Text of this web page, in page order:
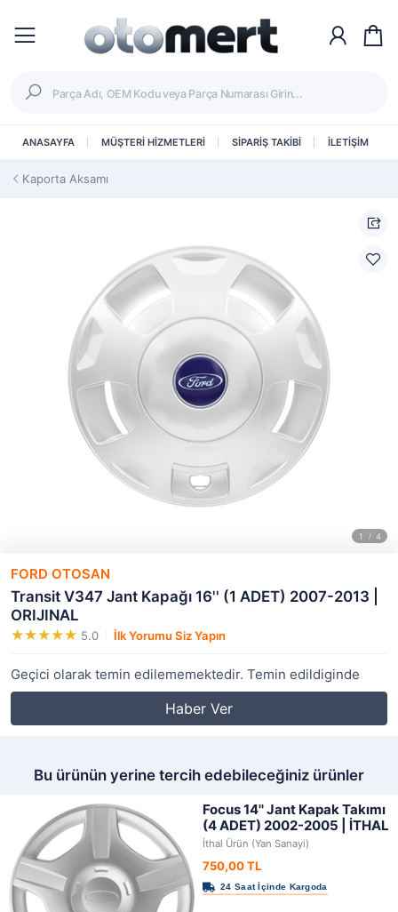
ANASAYFA MÜŞTERİ HİZMETLERİ SİPARİŞ TAKİBİ İLETİŞİM
Kaporta Aksamı
FORD OTOSAN
Transit V347 Jant Kapağı 16'' (1 ADET) 2007-2013 |
ORIJINAL
5.0 İlk Yorumu Siz Yapın
Geçici olarak temin edilememektedir. Temin edildiginde
Haber Ver
Bu ürünün yerine tercih edebileceğiniz ürünler
Focus 14'' Jant Kapak Takımı
(4 ADET) 2002-2005 | İTHAL
İthal Ürün (Yan Sanayi)
750,00 TL